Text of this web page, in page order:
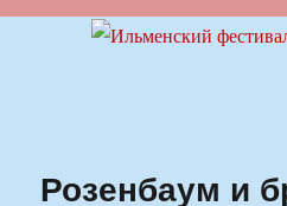
Ильменский
Розенбаум и